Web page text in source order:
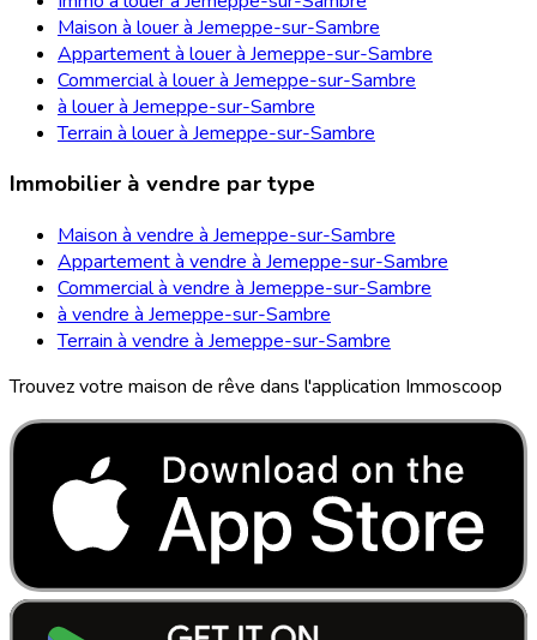
Maison à louer à Jemeppe-sur-Sambre
Appartement à louer à Jemeppe-sur-Sambre
Commercial à louer à Jemeppe-sur-Sambre
à louer à Jemeppe-sur-Sambre
Terrain à louer à Jemeppe-sur-Sambre
Immobilier à vendre par type
Maison à vendre à Jemeppe-sur-Sambre
Appartement à vendre à Jemeppe-sur-Sambre
Commercial à vendre à Jemeppe-sur-Sambre
à vendre à Jemeppe-sur-Sambre
Terrain à vendre à Jemeppe-sur-Sambre
Trouvez votre maison de rêve dans l'application Immoscoop